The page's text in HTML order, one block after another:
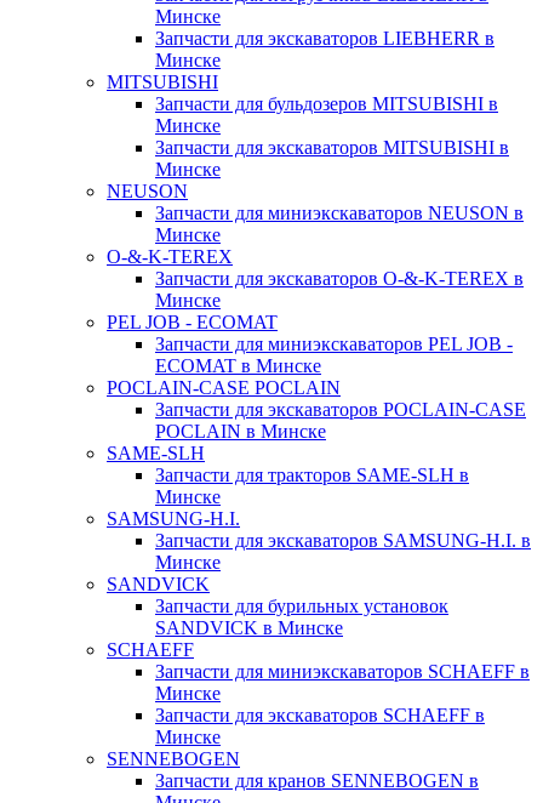
Минске
Запчасти для экскаваторов LIEBHERR в
Минске
MITSUBISHI
Запчасти для бульдозеров MITSUBISHI в
Минске
Запчасти для экскаваторов MITSUBISHI в
Минске
NEUSON
Запчасти для миниэкскаваторов NEUSON в
Минске
O-&-K-TEREX
Запчасти для экскаваторов O-&-K-TEREX в
Минске
PEL JOB - ECOMAT
Запчасти для миниэкскаваторов PEL JOB -
ECOMAT в Минске
POCLAIN-CASE POCLAIN
Запчасти для экскаваторов POCLAIN-CASE
POCLAIN в Минске
SAME-SLH
Запчасти для тракторов SAME-SLH в
Минске
SAMSUNG-H.I.
Запчасти для экскаваторов SAMSUNG-H.I. в
Минске
SANDVICK
Запчасти для бурильных установок
SANDVICK в Минске
SCHAEFF
Запчасти для миниэкскаваторов SCHAEFF в
Минске
Запчасти для экскаваторов SCHAEFF в
Минске
SENNEBOGEN
Запчасти для кранов SENNEBOGEN в